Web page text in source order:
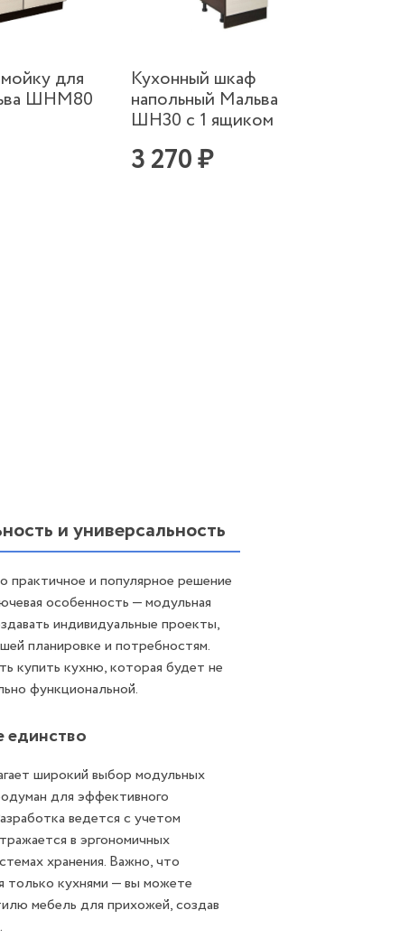
для
ШНМ80
Кухонный шкаф
напольный Мальва
ШН30 с 1 ящиком
3 270 ₽
и универсальность
и популярное решение
особенность — модульная
индивидуальные проекты,
планировке и потребностям.
купить кухню, которая будет не
функциональной.
единство
широкий выбор модульных
для эффективного
ведется с учетом
в эргономичных
хранения. Важно, что
только кухнями — вы можете
мебель для прихожей, создав